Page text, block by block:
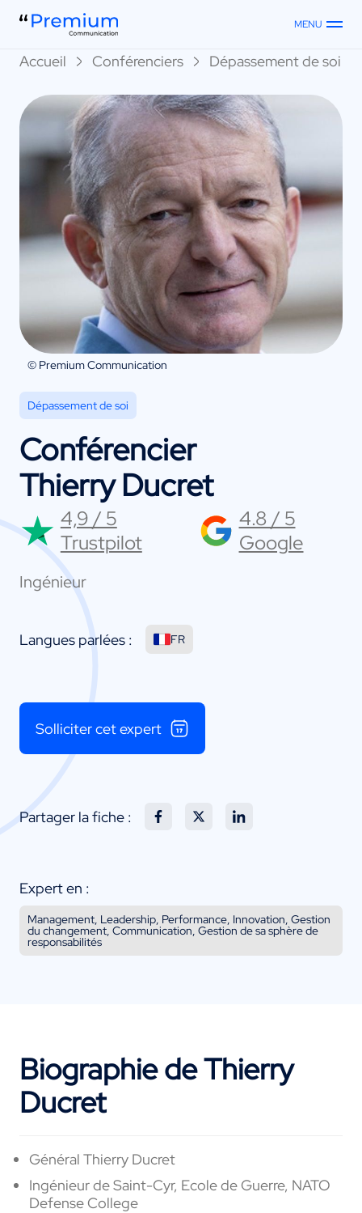
MENU
Accueil Conférenciers Dépassement de soi
© Premium Communication
Dépassement de soi
Conférencier
Thierry Ducret
4,9 / 5
Trustpilot
4.8 / 5
Google
Ingénieur
Langues parlées : FR
Solliciter cet expert
Partager la fiche :
Expert en :
Management, Leadership, Performance, Innovation, Gestion
du changement, Communication, Gestion de sa sphère de
responsabilités
Biographie de Thierry
Ducret
Général Thierry Ducret
Ingénieur de Saint-Cyr, Ecole de Guerre, NATO
DefenseCollege